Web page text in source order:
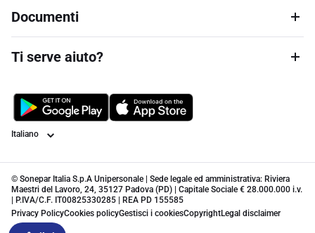
Documenti
Ti serve aiuto?
Lingua
© Sonepar Italia S.p.A Unipersonale | Sede legale ed amministrativa: Riviera
Maestri del Lavoro, 24, 35127 Padova (PD) | Capitale Sociale € 28.000.000 i.v.
| P.IVA/C.F. IT00825330285 | REA PD 155585
Privacy PolicyCookies policyGestisci i cookiesCopyrightLegal disclaimer